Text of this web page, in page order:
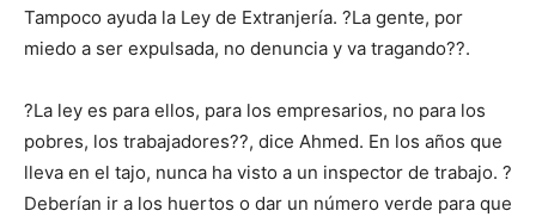
Tampoco ayuda la Ley de Extranjería. ?La gente, por
miedo a ser expulsada, no denuncia y va tragando??.
?La ley es para ellos, para los empresarios, no para los
pobres, los trabajadores??, dice Ahmed. En los años que
lleva en el tajo, nunca ha visto a un inspector de trabajo. ?
Deberían ir a los huertos o dar un número verde para que